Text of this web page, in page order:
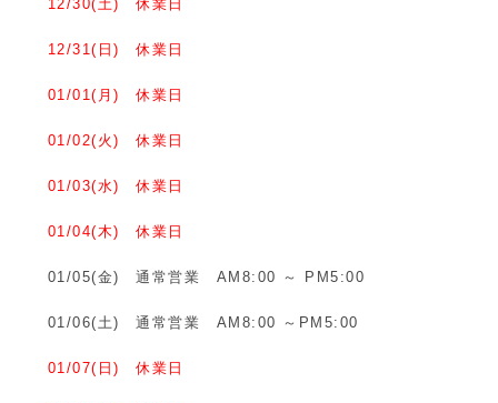
12/30(土) 休業日
12/31(日) 休業日
01/01(月) 休業日
01/02(火) 休業日
01/03(水) 休業日
01/04(木) 休業日
01/05(金) 通常営業 AM8:00 ～ PM5:00
01/06(土) 通常営業 AM8:00 ～PM5:00
01/07(日) 休業日